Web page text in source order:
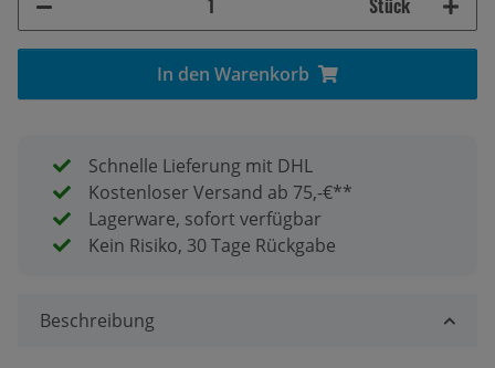
In den Warenkorb
Schnelle Lieferung mit DHL
Kostenloser Versand ab 75,-€**
Lagerware, sofort verfügbar
Kein Risiko, 30 Tage Rückgabe
Beschreibung